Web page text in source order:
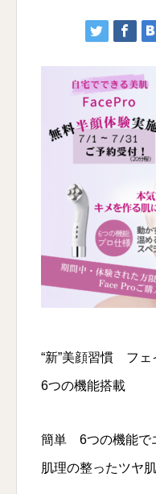
“新”美顔習慣 フェ
6つの機能搭載
簡単 6つの機能で
肌理の整ったツヤ